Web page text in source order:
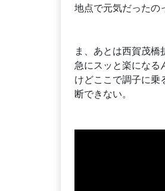
地点で元気だったの
ま、あとは西賀茂
急にスッと楽にな
けどここで調子に
断できない。